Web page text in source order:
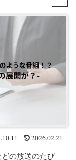
2026.02.21
どの放送のたび